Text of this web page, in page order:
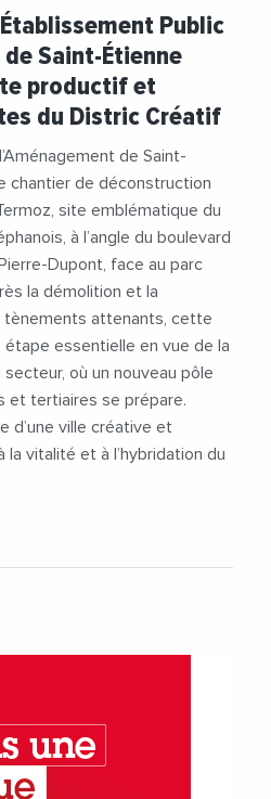
Public
Saint-Étienne
productif et
du Distric Créatif
de Saint-
chantier de déconstruction
site emblématique du
à l’angle du boulevard
Dupont, face au parc
la démolition et la
tènements attenants, cette
essentielle en vue de la
où un nouveau pôle
et tertiaires se prépare.
d’une ville créative et
vitalité et à l’hybridation du